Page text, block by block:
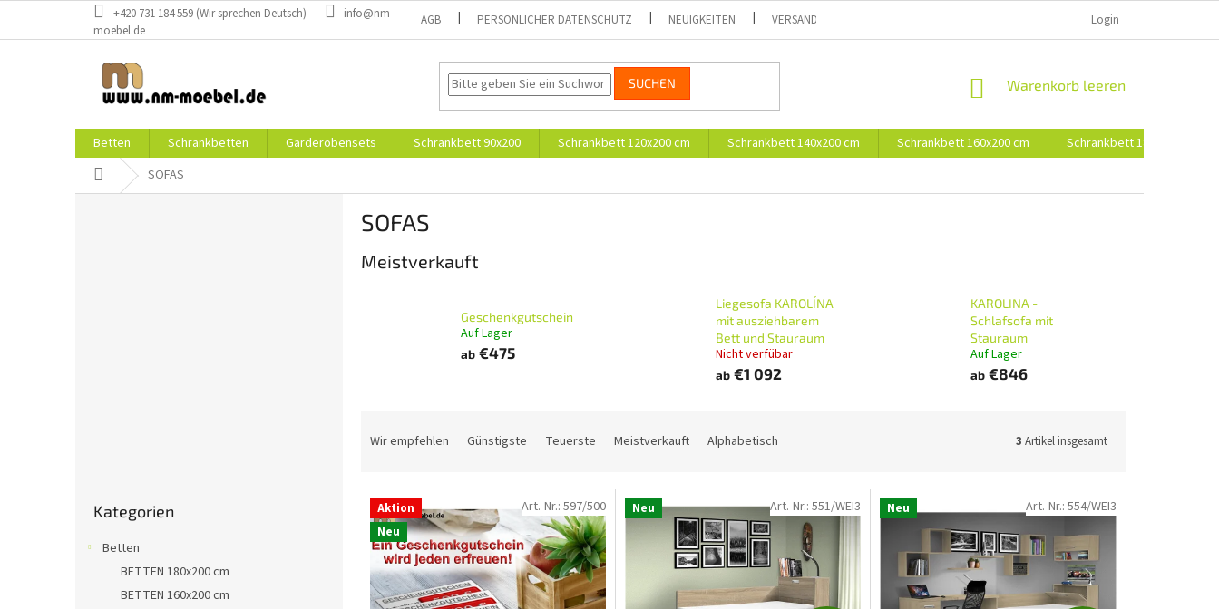
springen
+420 731 184 559 (Wir sprechen Deutsch)
info@nm-
moebel.de
AGB PERSÖNLICHER DATENSCHUTZ NEUIGKEITEN VERSAND UND BEZAHLUNG Login
SUCHEN WARENKORB
Warenkorb leeren
Betten Schrankbetten Garderobensets Schrankbett 90x200 Schrankbett 120x200 cm Schrankbett 140x200 cm Schrankbett 160x200 cm
Schrankbett 180x200 cm
StartseiteSOFAS
überspringen
Kategorien
Betten
BETTEN 180x200 cm
BETTEN 160x200 cm
SOFAS
Meistverkauft
Geschenkgutschein
Auf Lager
ab €475
Liegesofa KAROLÍNA
mit ausziehbarem
Bett und Stauraum
Nicht verfübar
ab€1 092
KAROLINA -
Schlafsofa mit
Stauraum
Auf Lager
ab€846
Wir empfehlen Günstigste Teuerste Meistverkauft Alphabetisch 3 Artikel insgesamt
Aktion
Neu
Art.-Nr.: 597/500 Neu Art.-Nr.: 551/WEI3 Neu Art.-Nr.: 554/WEI3